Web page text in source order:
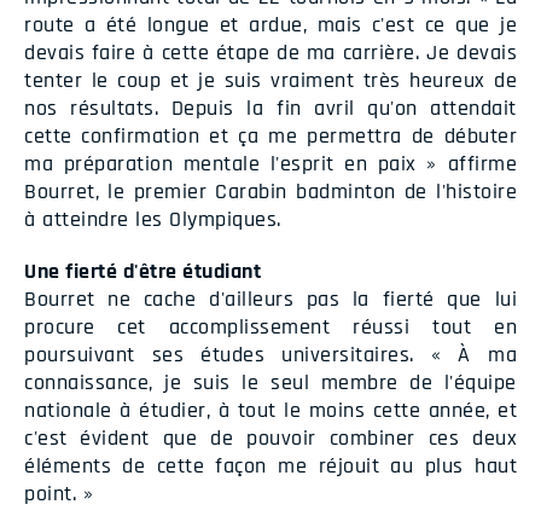
route a été longue et ardue, mais c'est ce que je
devais faire à cette étape de ma carrière. Je devais
tenter le coup et je suis vraiment très heureux de
nos résultats. Depuis la fin avril qu'on attendait
cette confirmation et ça me permettra de débuter
ma préparation mentale l'esprit en paix » affirme
Bourret, le premier Carabin badminton de l'histoire
à atteindre les Olympiques.
Une fierté d'être étudiant
Bourret ne cache d'ailleurs pas la fierté que lui
procure cet accomplissement réussi tout en
poursuivant ses études universitaires. « À ma
connaissance, je suis le seul membre de l'équipe
nationale à étudier, à tout le moins cette année, et
c'est évident que de pouvoir combiner ces deux
éléments de cette façon me réjouit au plus haut
point. »